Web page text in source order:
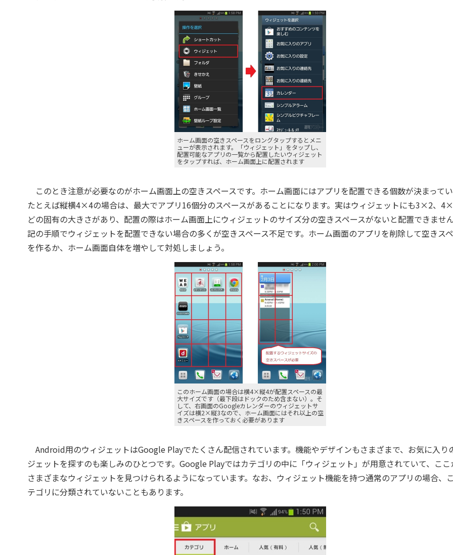
ホーム画面の空きスペースをロングタップするとメニ
ューが表示されます。「ウィジェット」をタップし、
配置可能なアプリの一覧から配置したいウィジェット
をタップすれば、ホーム画面上に配置されます
このとき注意が必要なのがホーム画面上の空きスペースです。ホーム画面にはアプリを配置できる個数が決まってい
たとえば縦横4×4の場合は、最大でアプリ16個分のスペースがあることになります。実はウィジェットにも3×2、
どの固有の大きさがあり、配置の際はホーム画面上にウィジェットのサイズ分の空きスペースがないと配置できませ
記の手順でウィジェットを配置できない場合の多くが空きスペース不足です。ホーム画面のアプリを削除して空きス
を作るか、ホーム画面自体を増やして対処しましょう。
このホーム画面の場合は横4×縦4が配置スペースの最
大サイズです（最下段はドックのため含まない）。そ
して、右画面のGoogleカレンダーのウィジェットサ
イズは横2×縦3なので、ホーム画面にはそれ以上の空
きスペースを作っておく必要があります
Android用のウィジェットはGoogle Playでたくさん配信されています。機能やデザインもさまざまで、お気に入り
ジェットを探すのも楽しみのひとつです。Google Playではカテゴリの中に「ウィジェット」が用意されていて、ここ
さまざまなウィジェットを見つけられるようになっています。なお、ウィジェット機能を持つ通常のアプリの場合、
テゴリに分類されていないこともあります。